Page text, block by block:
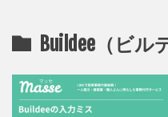
Buildee（ビル